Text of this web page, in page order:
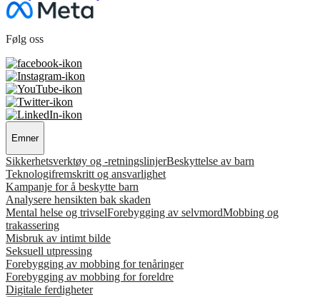
Følg oss
Emner
Sikkerhetsverktøy og -retningslinjerBeskyttelse av barn
Teknologifremskritt og ansvarlighet
Kampanje for å beskytte barn
Analysere hensikten bak skaden
Mental helse og trivselForebygging av selvmordMobbing og
trakassering
Misbruk av intimt bilde
Seksuell utpressing
Forebygging av mobbing for tenåringer
Forebygging av mobbing for foreldre
Digitale ferdigheter